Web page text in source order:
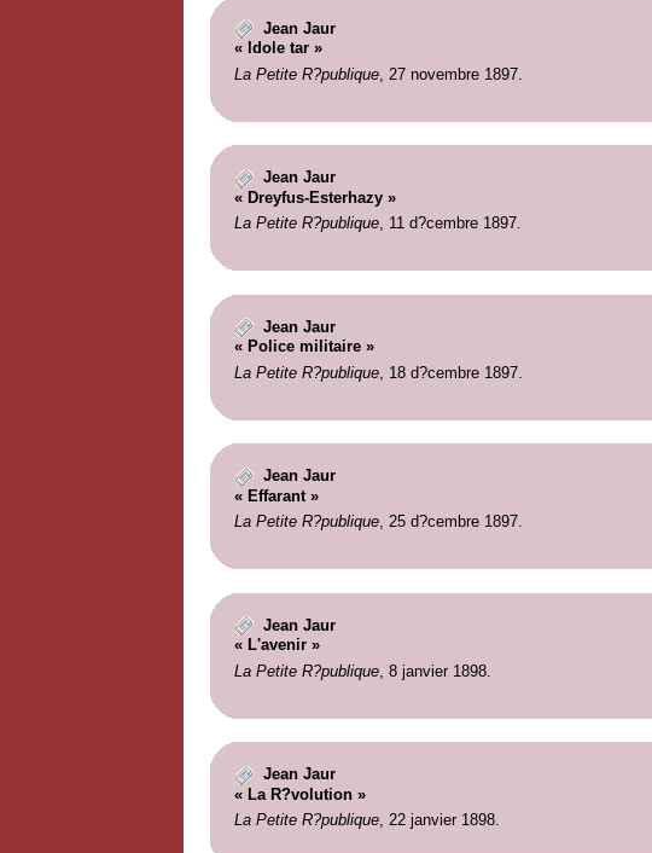
Jean Jaur
« Idole tar »
La Petite R?publique, 27 novembre 1897.
Jean Jaur
« Dreyfus-Esterhazy »
La Petite R?publique, 11 d?cembre 1897.
Jean Jaur
« Police militaire »
La Petite R?publique, 18 d?cembre 1897.
Jean Jaur
« Effarant »
La Petite R?publique, 25 d?cembre 1897.
Jean Jaur
« L'avenir »
La Petite R?publique, 8 janvier 1898.
Jean Jaur
« La R?volution »
La Petite R?publique, 22 janvier 1898.